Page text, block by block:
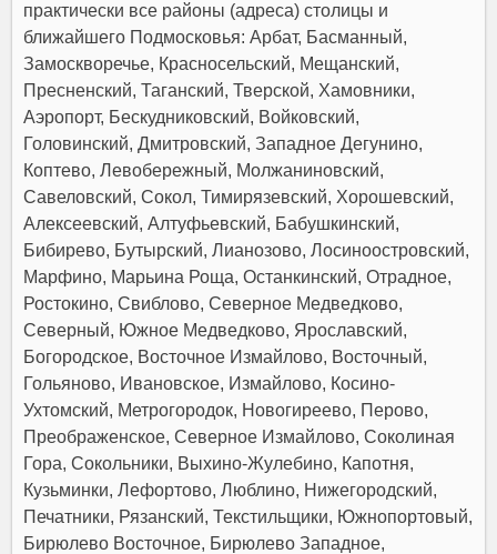
практически все районы (адреса) столицы и
ближайшего Подмосковья: Арбат, Басманный,
Замоскворечье, Красносельский, Мещанский,
Пресненский, Таганский, Тверской, Хамовники,
Аэропорт, Бескудниковский, Войковский,
Головинский, Дмитровский, Западное Дегунино,
Коптево, Левобережный, Молжаниновский,
Савеловский, Сокол, Тимирязевский, Хорошевский,
Алексеевский, Алтуфьевский, Бабушкинский,
Бибирево, Бутырский, Лианозово, Лосиноостровский,
Марфино, Марьина Роща, Останкинский, Отрадное,
Ростокино, Свиблово, Северное Медведково,
Северный, Южное Медведково, Ярославский,
Богородское, Восточное Измайлово, Восточный,
Гольяново, Ивановское, Измайлово, Косино-
Ухтомский, Метрогородок, Новогиреево, Перово,
Преображенское, Северное Измайлово, Соколиная
Гора, Сокольники, Выхино-Жулебино, Капотня,
Кузьминки, Лефортово, Люблино, Нижегородский,
Печатники, Рязанский, Текстильщики, Южнопортовый,
Бирюлево Восточное, Бирюлево Западное,